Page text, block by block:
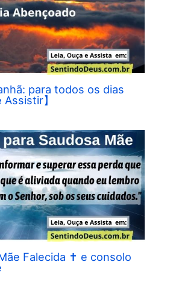
para todos os dias
Assistir】
Falecida ✝︎ e consolo